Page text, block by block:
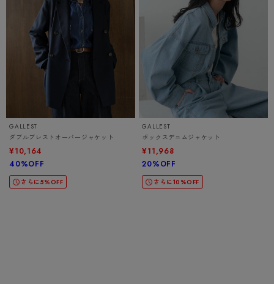
GALLEST
ダブルブレストオーバージャケット
¥10,164
40%OFF
さらに5%OFF
GALLEST
ボックスデニムジャケット
¥11,968
20%OFF
さらに10%OFF